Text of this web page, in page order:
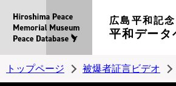
広島平和記
平和データ
トップページ 被爆者証言ビデオ